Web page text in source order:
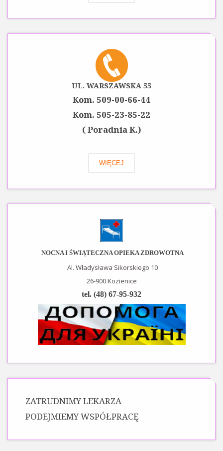
UL. WARSZAWSKA 55
Kom. 509-00-66-44
Kom. 505-23-85-22
( Poradnia K.)
WIĘCEJ
NOCNA I ŚWIĄTECZNA OPIEKA ZDROWOTNA
Al. Władysława Sikorskiego 10
26-900 Kozienice
tel. (48) 67-95-932
ZATRUDNIMY LEKARZA
PODEJMIEMY WSPÓŁPRACĘ